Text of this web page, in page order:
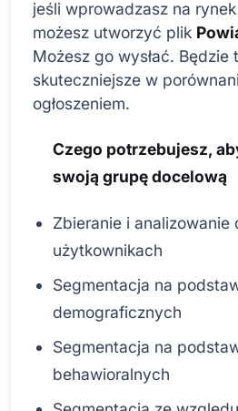
jeśli wprowadzasz na
możesz utworzyć plik
Możesz go wysłać. Będzie
skuteczniejsze w
ogłoszeniem.
Czego potrzebujesz,
swoją grupę docelową
Zbieranie i analizowanie
użytkownikach
Segmentacja na
demograficznych
Segmentacja na
behawioralnych